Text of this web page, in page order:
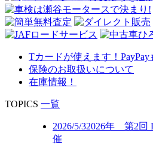
Tカードが使えます！PayPay
保険のお取扱いについて
在庫情報！
TOPICS 一覧
2026/5/32026年 第2回
催